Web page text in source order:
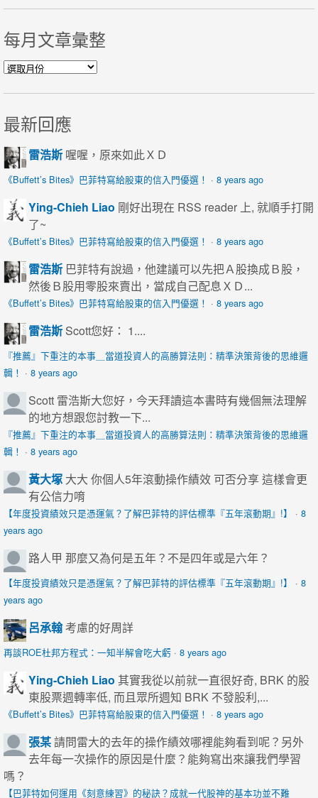
每月文章彙整
每月文章彙整
最新回應
雷浩斯 喔喔，原來如此ＸＤ
《Buffett’s Bites》巴菲特寫給股東的信入門優選！ · 8 years ago
Ying-Chieh Liao 剛好出現在 RSS reader 上, 就順手打開
了~
《Buffett’s Bites》巴菲特寫給股東的信入門優選！ · 8 years ago
雷浩斯 巴菲特有說過，他建議可以先把Ａ股換成Ｂ股，
然後Ｂ股用零股來賣出，當成自己配息ＸＤ...
《Buffett’s Bites》巴菲特寫給股東的信入門優選！ · 8 years ago
雷浩斯 Scott您好： 1....
『推薦』下重注的本事＿當道投資人的高勝算法則：精準決策背後的思維邏
輯！ · 8 years ago
Scott 雷浩斯大您好，今天拜讀這本書時有幾個無法理解
的地方想跟您討教一下...
『推薦』下重注的本事＿當道投資人的高勝算法則：精準決策背後的思維邏
輯！ · 8 years ago
黃大塚 大大 你個人5年滾動操作績效 可否分享 這樣會更
有公信力唷
【年度投資績效只是憑運氣？了解巴菲特的評估標準『五年滾動期』!】 · 8
years ago
路人甲 那麼又為何是五年？不是四年或是六年？
【年度投資績效只是憑運氣？了解巴菲特的評估標準『五年滾動期』!】 · 8
years ago
呂承翰考慮的好周詳
再談ROE杜邦方程式：一知半解會吃大虧 · 8 years ago
Ying-Chieh Liao 其實我從以前就一直很好奇, BRK 的股
東股票週轉率低, 而且眾所週知 BRK 不發股利,...
《Buffett’s Bites》巴菲特寫給股東的信入門優選！ · 8 years ago
張某請問雷大的去年的操作績效哪裡能夠看到呢？另外
去年每一次操作的原因是什麼？能夠寫出來讓我們學習
嗎？
【巴菲特如何運用《刻意練習》的秘訣？成就一代股神的基本功並不難